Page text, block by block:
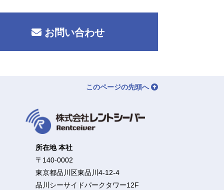
お問い合わせ
このページの先頭へ
所在地 本社
〒140-0002
東京都品川区東品川4-12-4
品川シーサイドパークタワー12F